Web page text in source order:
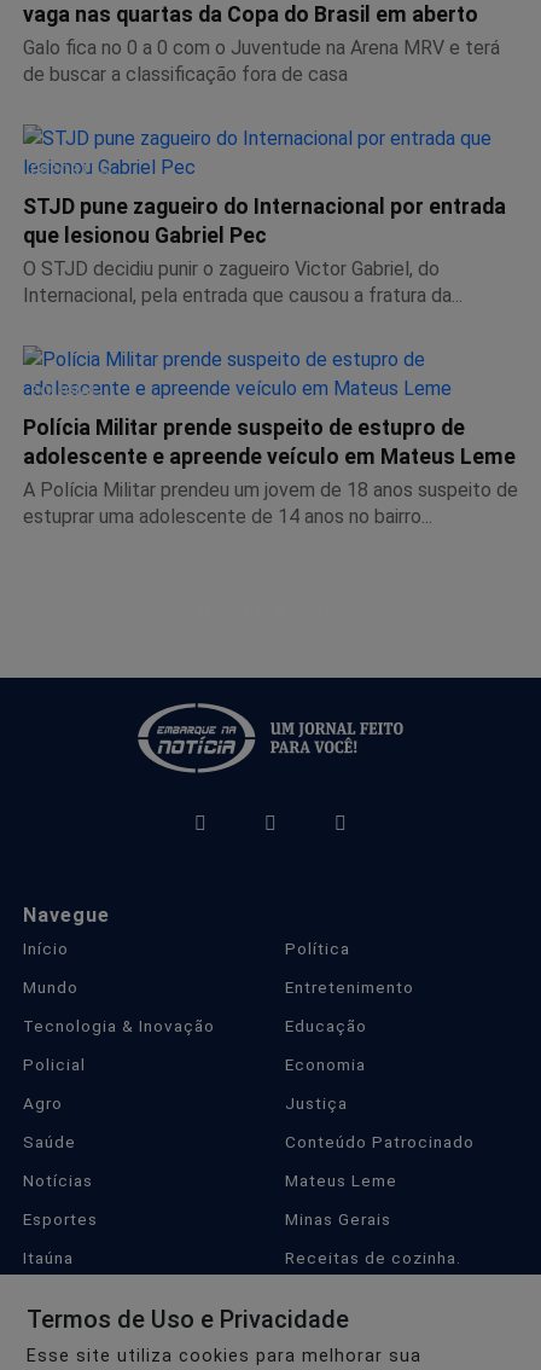
vaga nas quartas da Copa do Brasil em aberto
Galo fica no 0 a 0 com o Juventude na Arena MRV e terá
de buscar a classificação fora de casa
ESPORTES
STJD pune zagueiro do Internacional por entrada
que lesionou Gabriel Pec
O STJD decidiu punir o zagueiro Victor Gabriel, do
Internacional, pela entrada que causou a fratura da...
POLICIAL
Polícia Militar prende suspeito de estupro de
adolescente e apreende veículo em Mateus Leme
A Polícia Militar prendeu um jovem de 18 anos suspeito de
estuprar uma adolescente de 14 anos no bairro...
Navegue
Início
Política
Mundo
Entretenimento
Tecnologia & Inovação
Educação
Policial
Economia
Agro
Justiça
Saúde
Conteúdo Patrocinado
Notícias
Mateus Leme
Esportes
Minas Gerais
Itaúna
Receitas de cozinha.
Termos de Uso e Privacidade
Esse site utiliza cookies para melhorar sua